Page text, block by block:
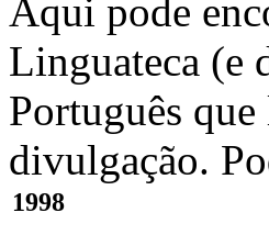
Aqui pode
Linguateca (e
Português
divulgação.
1998